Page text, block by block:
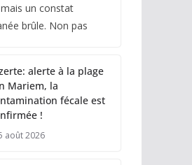
un constat
brûle. Non pas
alerte à la plage
Mariem, la
fécale est
!
août 2026